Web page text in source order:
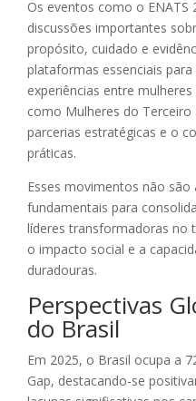
Os eventos como o ENATS
discussões importantes
propósito, cuidado e
plataformas essenciais
experiências entre
como Mulheres do
parcerias estratégicas e o
práticas.
Esses movimentos não são
fundamentais para
líderes transformadoras no
o impacto social e a
duradouras.
Perspectivas
do Brasil
Em 2025, o Brasil ocupa a
Gap, destacando-se